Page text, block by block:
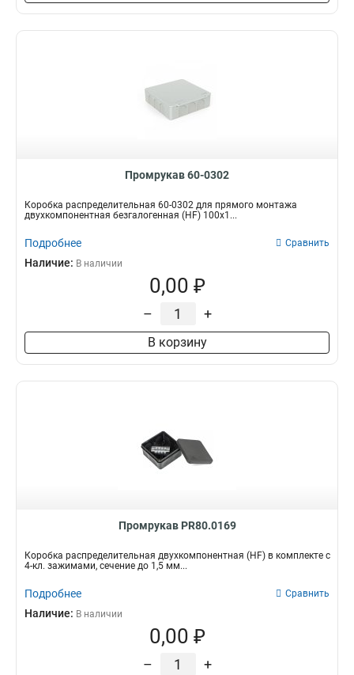
Промрукав 60-0302
Коробка распределительная 60-0302 для прямого монтажа
двухкомпонентная безгалогенная (HF) 100х1...
Подробнее Сравнить
Наличие: В наличии
0,00 ₽
– +
В корзину
Промрукав PR80.0169
Коробка распределительная двухкомпонентная (HF) в комплекте с
4-кл. зажимами, сечение до 1,5 мм...
Подробнее Сравнить
Наличие: В наличии
0,00 ₽
– +